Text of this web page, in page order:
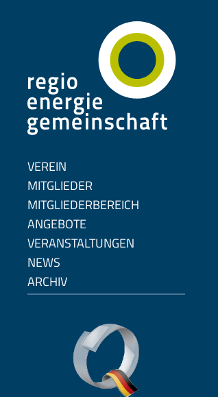
VEREIN
MITGLIEDER
MITGLIEDERBEREICH
ANGEBOTE
VERANSTALTUNGEN
NEWS
ARCHIV